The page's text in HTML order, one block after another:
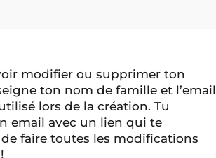
modifier ou supprimer ton
ton nom de famille et l’email
lors de la création. Tu
email avec un lien qui te
faire toutes les modifications